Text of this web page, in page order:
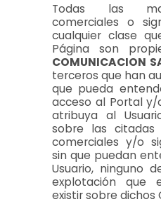
Todas las
comerciales o
cualquier clase
Página son
COMUNICACION
terceros que han
que pueda
acceso al Portal
atribuya al
sobre las citadas
comerciales y/o
sin que puedan
Usuario, ninguno
explotación que
existir sobre dichos